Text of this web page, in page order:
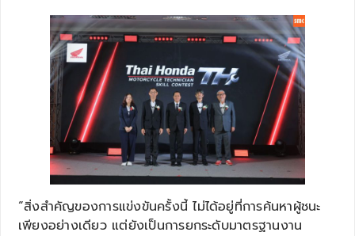
“สิ่งสำคัญของการแข่งขันครั้งนี้ ไม่ได้อยู่ที่การค้นหาผู้ชนะ
เพียงอย่างเดียว แต่ยังเป็นการยกระดับมาตรฐานงาน